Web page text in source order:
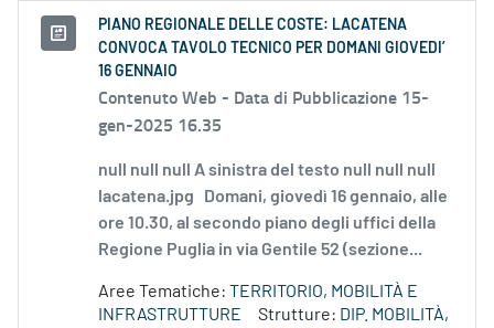
PIANO REGIONALE DELLE COSTE: LACATENA
CONVOCA TAVOLO TECNICO PER DOMANI GIOVEDI’
16 GENNAIO
Contenuto Web - Data di Pubblicazione 15-
gen-2025 16.35
null null null A sinistra del testo null null null
lacatena.jpg Domani, giovedì 16 gennaio, alle
ore 10.30, al secondo piano degli uffici della
Regione Puglia in via Gentile 52 (sezione...
Aree Tematiche: TERRITORIO, MOBILITÀ E
INFRASTRUTTURE
Strutture: DIP. MOBILITÀ,